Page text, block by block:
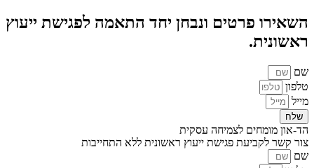
השאירו פרטים ונבחן יחד התאמה לפגישת ייעוץ
ראשונית.
שם
טלפון
מייל
שלח
הד-און מומחים לצמיחה עסקית
צור קשר לקביעת פגישת ייעוץ ראשונית ללא התחייבות
שם